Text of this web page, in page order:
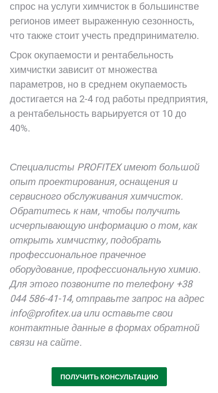
спрос на услуги химчисток в большинстве
регионов имеет выраженную сезонность,
что также стоит учесть предпринимателю.
Срок окупаемости и рентабельность
химчистки зависит от множества
параметров, но в среднем окупаемость
достигается на 2-4 год работы предприятия,
а рентабельность варьируется от 10 до
40%.
Специалисты PROFITEX имеют большой
опыт проектирования, оснащения и
сервисного обслуживания химчисток.
Обратитесь к нам, чтобы получить
исчерпывающую информацию о том, как
открыть химчистку, подобрать
профессиональное прачечное
оборудование, профессиональную химию.
Для этого позвоните по телефону +38
044 586-41-14, отправьте запрос на адрес
info@profitex.uaили оставьте свои
контактные данные в формах обратной
связи на сайте.
ПОЛУЧИТЬ КОНСУЛЬТАЦИЮ